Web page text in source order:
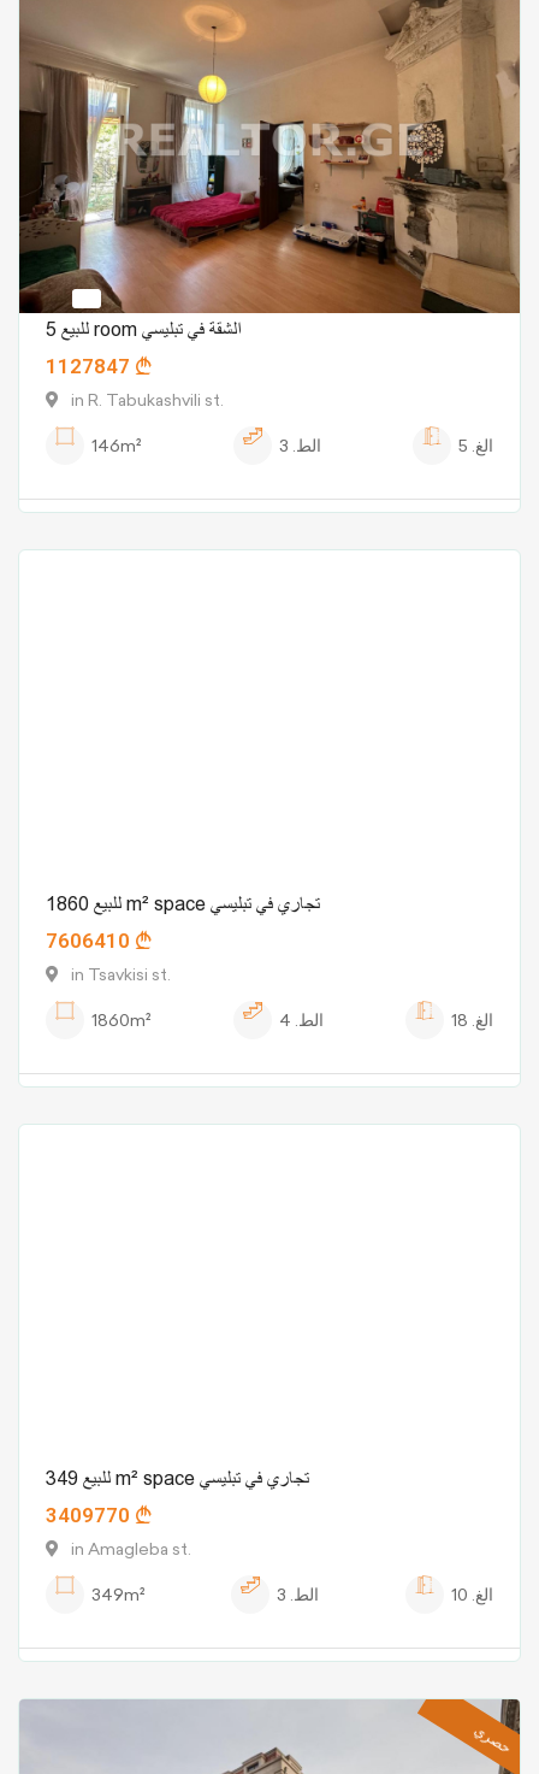
للبيع 5 room الشقة في تبليسي
1127847
in R. Tabukashvili st.
146m²
الط. 3 الغ. 5
للبيع 1860 m² space تجاري في تبليسي
7606410
in Tsavkisi st.
1860m²
الط. 4 الغ. 18
للبيع 349 m² space تجاري في تبليسي
3409770
in Amagleba st.
349m²
الط. 3 الغ. 10
حصري